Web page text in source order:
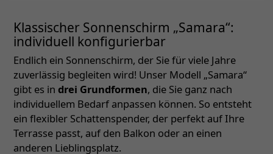
Klassischer Sonnenschirm „Samara“:
individuell konfigurierbar
Endlich ein Sonnenschirm, der Sie für viele Jahre
zuverlässig begleiten wird! Unser Modell „Samara“
gibt es in drei Grundformen, die Sie ganz nach
individuellem Bedarf anpassen können. So entsteht
ein flexibler Schattenspender, der perfekt auf Ihre
Terrasse passt, auf den Balkon oder an einen
anderen Lieblingsplatz.